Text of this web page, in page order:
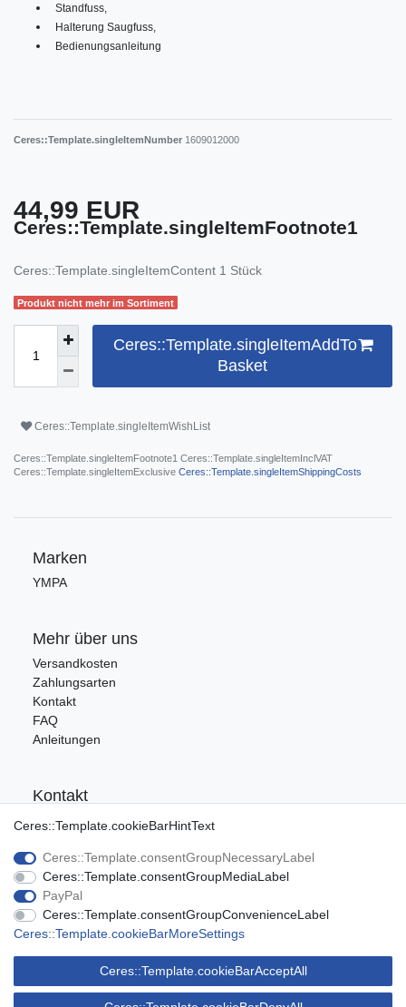
Standfuss,
Halterung Saugfuss,
Bedienungsanleitung
Ceres::Template.singleItemNumber 1609012000
44,99 EUR
Ceres::Template.singleItemFootnote1
Ceres::Template.singleItemContent 1 Stück
Produkt nicht mehr im Sortiment
Ceres::Template.singleItemAddTo
Basket
Ceres::Template.singleItemWishList
Ceres::Template.singleItemFootnote1 Ceres::Template.singleItemInclVAT
Ceres::Template.singleItemExclusive Ceres::Template.singleItemShippingCosts
Marken
YMPA
Mehr über uns
Versandkosten
Zahlungsarten
Kontakt
FAQ
Anleitungen
Kontakt
Tel.: 09176/9986400
Rechtliches
Datenschutz
Widerrufsrecht
AGB
Ceres::Template.cookieBarHintText
Ceres::Template.consentGroupNecessaryLabel
Ceres::Template.consentGroupMediaLabel
PayPal
Ceres::Template.consentGroupConvenienceLabel
Ceres::Template.cookieBarMoreSettings
Ceres::Template.cookieBarAcceptAll